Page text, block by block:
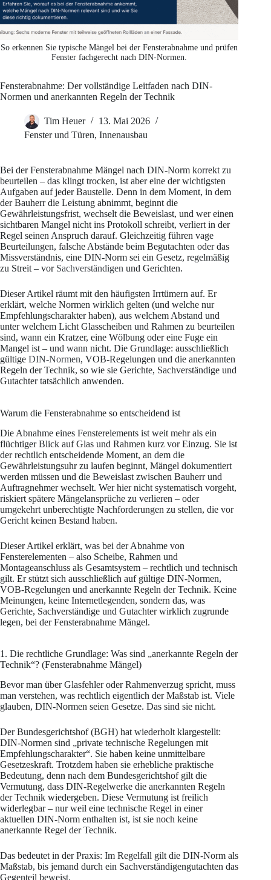
So erkennen Sie typische Mängel bei der Fensterabnahme und prüfen
Fenster fachgerecht nach DIN-Normen.
Fensterabnahme: Der vollständige Leitfaden nach DIN-
Normen und anerkannten Regeln der Technik
Tim Heuer
13. Mai 2026
Fenster und Türen, Innenausbau
Bei der Fensterabnahme Mängel nach DIN-Norm korrekt zu
beurteilen – das klingt trocken, ist aber eine der wichtigsten
Aufgaben auf jeder Baustelle. Denn in dem Moment, in dem
der Bauherr die Leistung abnimmt, beginnt die
Gewährleistungsfrist, wechselt die Beweislast, und wer einen
sichtbaren Mangel nicht ins Protokoll schreibt, verliert in der
Regel seinen Anspruch darauf. Gleichzeitig führen vage
Beurteilungen, falsche Abstände beim Begutachten oder das
Missverständnis, eine DIN-Norm sei ein Gesetz, regelmäßig
zu Streit – vor Sachverständigen und Gerichten.
Dieser Artikel räumt mit den häufigsten Irrtümern auf. Er
erklärt, welche Normen wirklich gelten (und welche nur
Empfehlungscharakter haben), aus welchem Abstand und
unter welchem Licht Glasscheiben und Rahmen zu beurteilen
sind, wann ein Kratzer, eine Wölbung oder eine Fuge ein
Mangel ist – und wann nicht. Die Grundlage: ausschließlich
gültige DIN-Normen, VOB-Regelungen und die anerkannten
Regeln der Technik, so wie sie Gerichte, Sachverständige und
Gutachter tatsächlich anwenden.
Warum die Fensterabnahme so entscheidend ist
Die Abnahme eines Fensterelements ist weit mehr als ein
flüchtiger Blick auf Glas und Rahmen kurz vor Einzug. Sie ist
der rechtlich entscheidende Moment, an dem die
Gewährleistungsuhr zu laufen beginnt, Mängel dokumentiert
werden müssen und die Beweislast zwischen Bauherr und
Auftragnehmer wechselt. Wer hier nicht systematisch vorgeht,
riskiert spätere Mängelansprüche zu verlieren – oder
umgekehrt unberechtigte Nachforderungen zu stellen, die vor
Gericht keinen Bestand haben.
Dieser Artikel erklärt, was bei der Abnahme von
Fensterelementen – also Scheibe, Rahmen und
Montageanschluss als Gesamtsystem – rechtlich und technisch
gilt. Er stützt sich ausschließlich auf gültige DIN-Normen,
VOB-Regelungen und anerkannte Regeln der Technik. Keine
Meinungen, keine Internetlegenden, sondern das, was
Gerichte, Sachverständige und Gutachter wirklich zugrunde
legen, bei der Fensterabnahme Mängel.
1. Die rechtliche Grundlage: Was sind „anerkannte Regeln der
Technik“? (Fensterabnahme Mängel)
Bevor man über Glasfehler oder Rahmenverzug spricht, muss
man verstehen, was rechtlich eigentlich der Maßstab ist. Viele
glauben, DIN-Normen seien Gesetze. Das sind sie nicht.
Der Bundesgerichtshof (BGH) hat wiederholt klargestellt:
DIN-Normen sind „private technische Regelungen mit
Empfehlungscharakter“. Sie haben keine unmittelbare
Gesetzeskraft. Trotzdem haben sie erhebliche praktische
Bedeutung, denn nach dem Bundesgerichtshof gilt die
Vermutung, dass DIN-Regelwerke die anerkannten Regeln
der Technik wiedergeben. Diese Vermutung ist freilich
widerlegbar – nur weil eine technische Regel in einer
aktuellen DIN-Norm enthalten ist, ist sie noch keine
anerkannte Regel der Technik.
Das bedeutet in der Praxis: Im Regelfall gilt die DIN-Norm als
Maßstab, bis jemand durch ein Sachverständigengutachten das
Gegenteil beweist.